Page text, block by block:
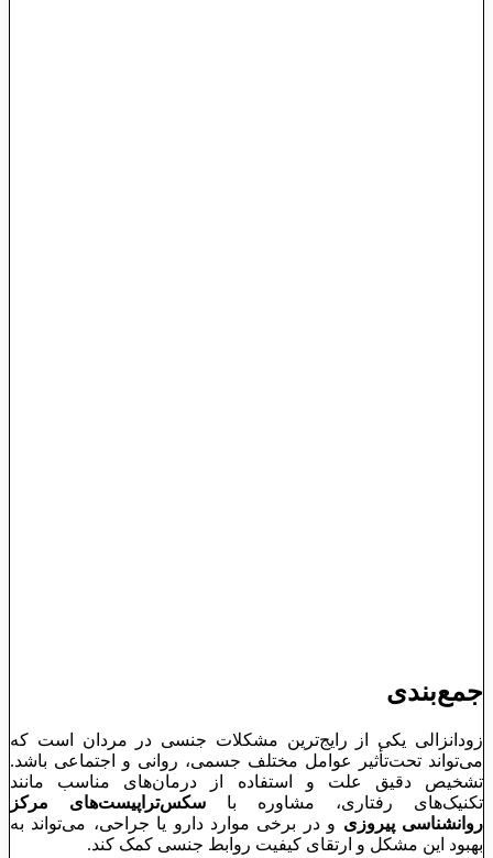
جمع‌بندی
زودانزالی یکی از رایج‌ترین مشکلات جنسی در مردان است که
می‌تواند تحت‌تأثیر عوامل مختلف جسمی، روانی و اجتماعی باشد.
تشخیص دقیق علت و استفاده از درمان‌های مناسب مانند
تکنیک‌های رفتاری، مشاوره با سکس‌تراپیست‌های مرکز
روانشناسی پیروزی و در برخی موارد دارو یا جراحی، می‌تواند به
بهبود این مشکل و ارتقای کیفیت روابط جنسی کمک کند.